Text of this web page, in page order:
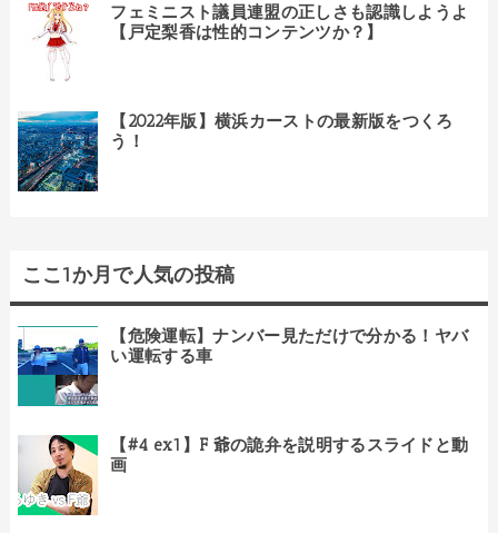
フェミニスト議員連盟の正しさも認識しようよ
【戸定梨香は性的コンテンツか？】
【2022年版】横浜カーストの最新版をつくろ
う！
ここ1か月で人気の投稿
【危険運転】ナンバー見ただけで分かる！ヤバ
い運転する車
【#4 ex1】F 爺の詭弁を説明するスライドと動
画